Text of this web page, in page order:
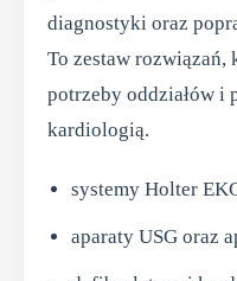
diagnostyki oraz
To zestaw rozwiązań,
potrzeby oddziałów i
kardiologią.
systemy Holter
aparaty USG oraz